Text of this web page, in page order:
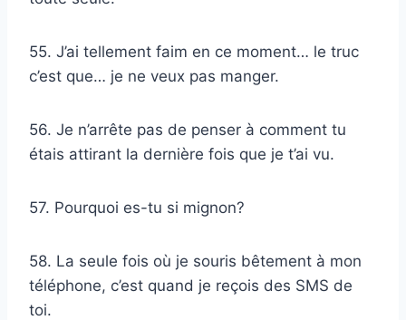
55. J’ai tellement faim en ce moment… le truc
c’est que… je ne veux pas manger.
56. Je n’arrête pas de penser à comment tu
étais attirant la dernière fois que je t’ai vu.
57. Pourquoi es-tu si mignon?
58. La seule fois où je souris bêtement à mon
téléphone, c’est quand je reçois des SMS de
toi.